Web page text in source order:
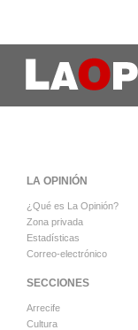
LA OPINIÓN
¿Qué es La Opinión?
Zona privada
Estadísticas
Correo-electrónico
SECCIONES
Arrecife
Cultura